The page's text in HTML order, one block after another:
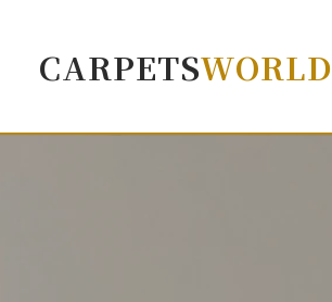
CARPETSWORLD